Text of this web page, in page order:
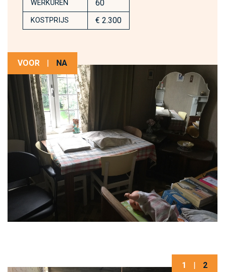
WERKUREN 60
KOSTPRIJS € 2.300
VOOR | NA
1 2